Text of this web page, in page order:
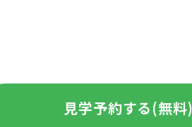
見学予約する(無料)